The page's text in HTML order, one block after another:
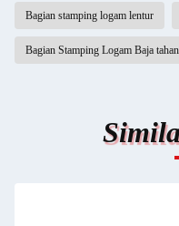
Bagian stamping logam lentur
Bagian Stamping Logam Baja